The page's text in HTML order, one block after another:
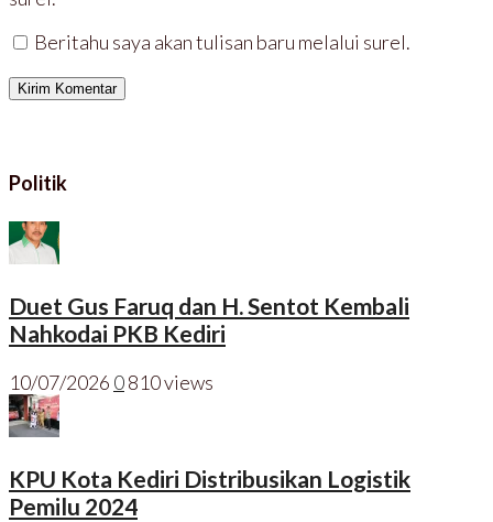
Beritahu saya akan tulisan baru melalui surel.
Politik
Duet Gus Faruq dan H. Sentot Kembali
Nahkodai PKB Kediri
10/07/2026 0810 views
KPU Kota Kediri Distribusikan Logistik
Pemilu 2024